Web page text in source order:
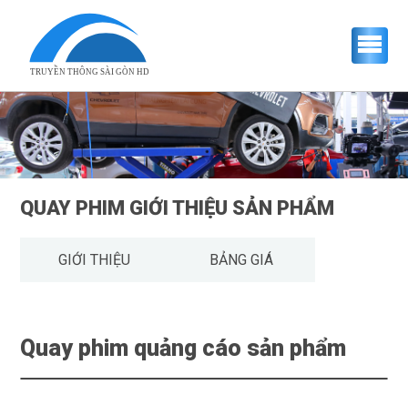
TRUYỀN THÔNG SÀI GÒN HD
QUAY PHIM GIỚI THIỆU SẢN PHẨM
GIỚI THIỆU BẢNG GIÁ
Quay phim quảng cáo sản phẩm